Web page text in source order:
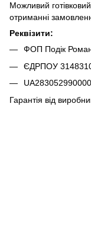
Можливий
отриманні
Реквізити:
ФОП Подік
ЄДРПОУ
Гарантія від